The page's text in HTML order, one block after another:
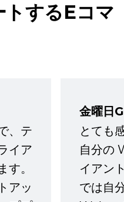
するEコマ
、テ
イア
す。
アッ
金曜日G
とても
自分の
イアン
では自